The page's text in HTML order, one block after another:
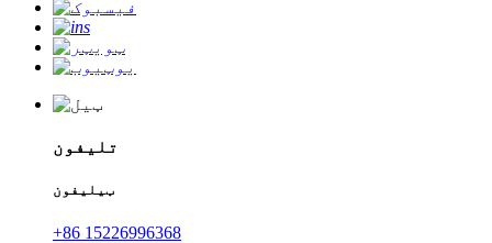
تلیفون
ټیلیفون
+86 15226996368